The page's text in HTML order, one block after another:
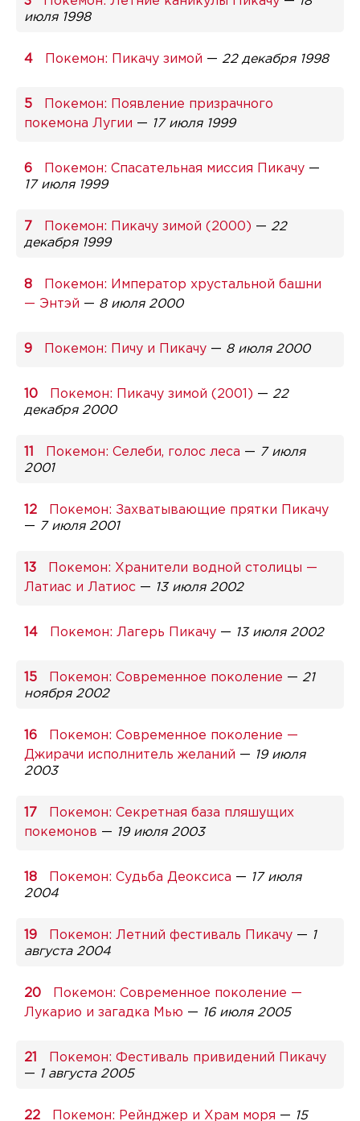
июля 1998
Покемон: Пикачу зимой — 22 декабря 1998
Покемон: Появление призрачного
покемона Лугии — 17 июля 1999
Покемон: Спасательная миссия Пикачу —
17 июля 1999
Покемон: Пикачу зимой (2000) — 22
декабря 1999
Покемон: Император хрустальной башни
— Энтэй — 8 июля 2000
Покемон: Пичу и Пикачу — 8 июля 2000
Покемон: Пикачу зимой (2001) — 22
декабря 2000
Покемон: Селеби, голос леса — 7 июля
2001
Покемон: Захватывающие прятки Пикачу
— 7 июля 2001
Покемон: Хранители водной столицы —
Латиас и Латиос — 13 июля 2002
Покемон: Лагерь Пикачу — 13 июля 2002
Покемон: Современное поколение — 21
ноября 2002
Покемон: Современное поколение —
Джирачи исполнитель желаний — 19 июля
2003
Покемон: Секретная база пляшущих
покемонов — 19 июля 2003
Покемон: Судьба Деоксиса — 17 июля
2004
Покемон: Летний фестиваль Пикачу — 1
августа 2004
Покемон: Современное поколение —
Лукарио и загадка Мью — 16 июля 2005
Покемон: Фестиваль привидений Пикачу
— 1 августа 2005
Покемон: Рейнджер и Храм моря — 15